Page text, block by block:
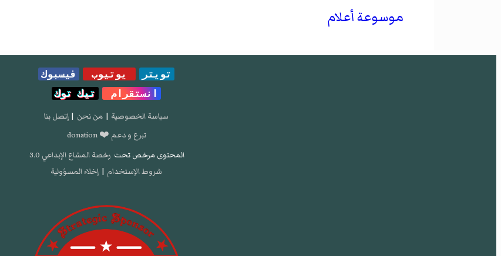
موسوعة أعلام
تويتر يوتيوب
فيسبوك
انستقرام
تيك توك
سياسة الخصوصية | من نحن | إتصل بنا
تبرع و دعم ❤️ donation
المحتوى مرخص تحت رخصة المشاع الإبداعي 3.0
شروط الإستخدام | إخلاء المسؤولية